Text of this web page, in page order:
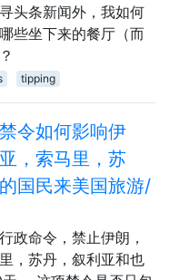
头条新闻外，我如何
些坐下来的餐厅（而
tipping
令如何影响伊
，索马里，苏
国民来美国旅游/
政命令，禁止伊朗，
，苏丹，叙利亚和也